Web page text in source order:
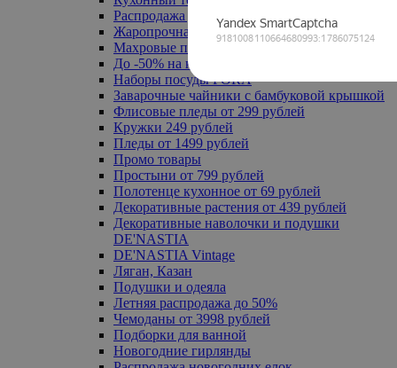
Распродажа до -50%
Жаропрочная посуда
Махровые полотенца
До -50% на ковры
Наборы посуды FORA
Заварочные чайники с бамбуковой крышкой
Флисовые пледы от 299 рублей
Кружки 249 рублей
Пледы от 1499 рублей
Промо товары
Простыни от 799 рублей
Полотенце кухонное от 69 рублей
Декоративные растения от 439 рублей
Декоративные наволочки и подушки
DE'NASTIA
DE'NASTIA Vintage
Ляган, Казан
Подушки и одеяла
Летняя распродажа до 50%
Чемоданы от 3998 рублей
Подборки для ванной
Новогодние гирлянды